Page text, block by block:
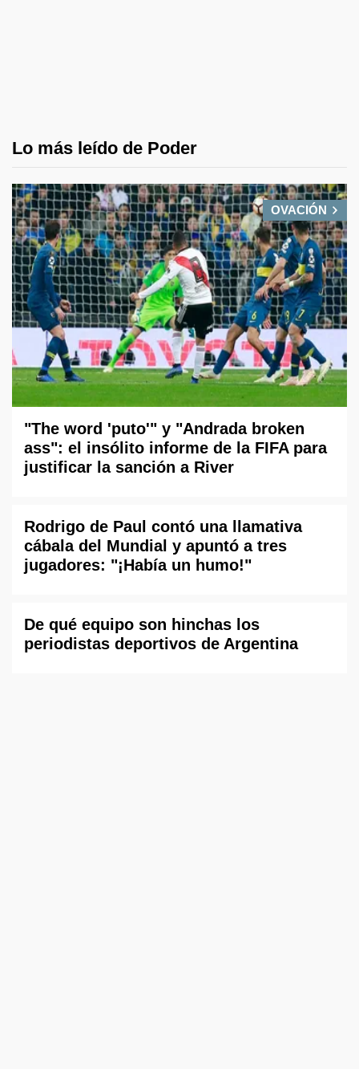
Lo más leído de Poder
OVACIÓN
"The word 'puto'" y "Andrada broken
ass": el insólito informe de la FIFA para
justificar la sanción a River
Rodrigo de Paul contó una llamativa
cábala del Mundial y apuntó a tres
jugadores: "¡Había un humo!"
De qué equipo son hinchas los
periodistas deportivos de Argentina